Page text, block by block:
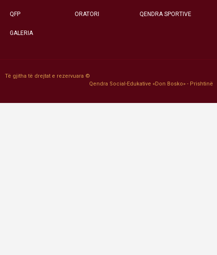
QFP ORATORI QENDRA SPORTIVE
GALERIA
Të gjitha të drejtat e rezervuara ©
Qendra Social-Edukative «Don Bosko» - Prishtinë